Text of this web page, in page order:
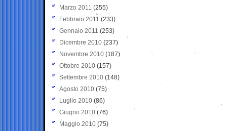
Marzo 2011 (255)
Febbraio 2011 (233)
Gennaio 2011 (253)
Dicembre 2010 (237)
Novembre 2010 (187)
Ottobre 2010 (157)
Settembre 2010 (148)
Agosto 2010 (75)
Luglio 2010 (86)
Giugno 2010 (76)
Maggio 2010 (75)